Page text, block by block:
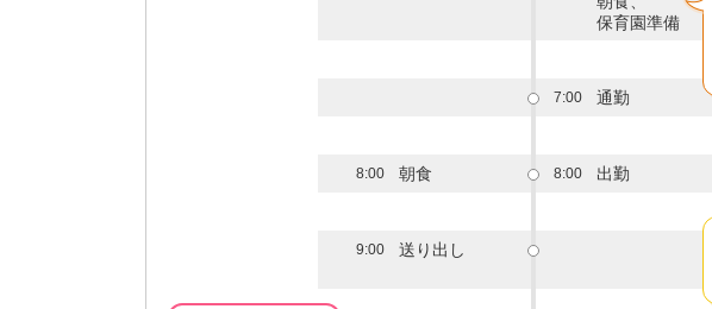
保育園準備
7:00
通勤
8:00 朝食 8:00 出勤
9:00 送り出し